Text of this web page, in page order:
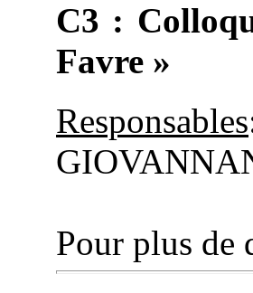
C3 :
Favre »
Responsables
Pour plus de